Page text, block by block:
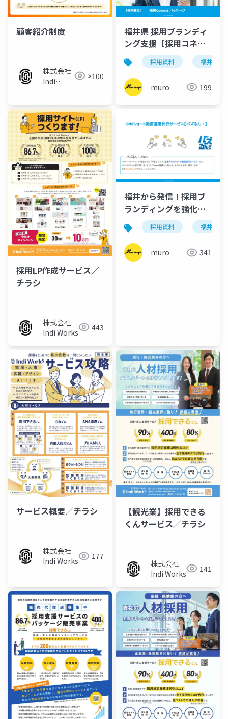
顧客紹介制度
株式会社
Indi
>100
福井県 採用ブランディ
ング支援【採用コネク
トパッケージ】
採用資料 福井県
muro 199
採用LP作成サービス／
チラシ
株式会社
Indi Works
443
福井から発信！採用ブ
ランディングを強化す
るSNSショート動画運
用サービス「バズる
ん！」【福井県限定サ
ービス】
採用資料 福井県
muro 341
サービス概要／チラシ
株式会社
Indi Works
177
【観光業】採用できる
くんサービス／チラシ
株式会社
Indi Works
141